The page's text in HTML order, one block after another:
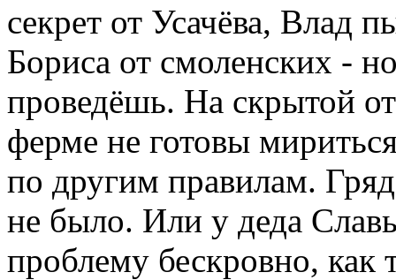
секрет от Усачёва, Влад
Бориса от смоленских -
проведёшь. На скрытой
ферме не готовы
по другим правилам.
не было. Или у деда
проблему бескровно, как